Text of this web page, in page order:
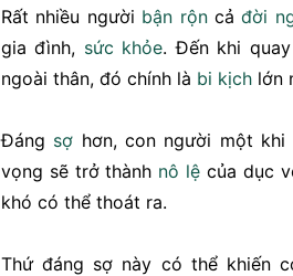
Rất nhiều người bận rộncảđời
gia đình, sức khỏe. Đến khi
ngoài thân, đó chính là bi kịch lớn
Đáng sợ hơn, con người một
vọng sẽ trở thành nô lệ của dục
khó có thể thoát ra.
Thứ đáng sợ này có thể khiến